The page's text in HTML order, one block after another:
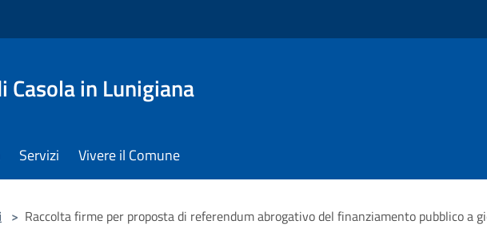
Casola in Lunigiana
Servizi Vivere il Comune
> Raccolta firme per proposta di referendum abrogativo del finanziamento pubblico a